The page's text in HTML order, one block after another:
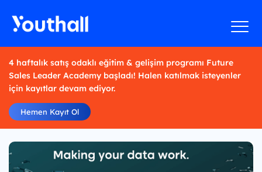
4 haftalık satış odaklı eğitim & gelişim programı Future
Sales Leader Academy başladı! Halen katılmak isteyenler
için kayıtlar devam ediyor.
Hemen Kayıt Ol